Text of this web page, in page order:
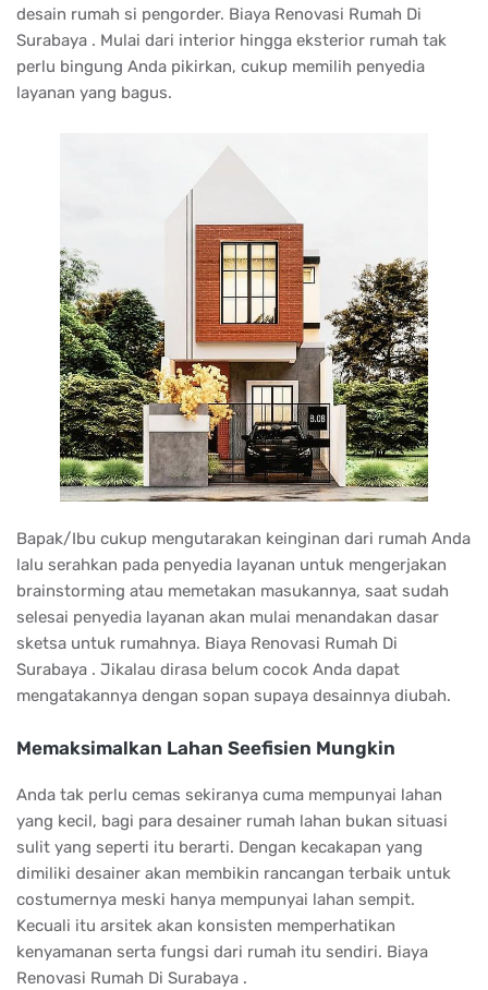
desain rumah si pengorder. Biaya Renovasi Rumah Di
Surabaya . Mulai dari interior hingga eksterior rumah tak
perlu bingung Anda pikirkan, cukup memilih penyedia
layanan yang bagus.
Bapak/Ibu cukup mengutarakan keinginan dari rumah Anda
lalu serahkan pada penyedia layanan untuk mengerjakan
brainstorming atau memetakan masukannya, saat sudah
selesai penyedia layanan akan mulai menandakan dasar
sketsa untuk rumahnya. Biaya Renovasi Rumah Di
Surabaya . Jikalau dirasa belum cocok Anda dapat
mengatakannya dengan sopan supaya desainnya diubah.
Memaksimalkan Lahan Seefisien Mungkin
Anda tak perlu cemas sekiranya cuma mempunyai lahan
yang kecil, bagi para desainer rumah lahan bukan situasi
sulit yang seperti itu berarti. Dengan kecakapan yang
dimiliki desainer akan membikin rancangan terbaik untuk
costumernya meski hanya mempunyai lahan sempit.
Kecuali itu arsitek akan konsisten memperhatikan
kenyamanan serta fungsi dari rumah itu sendiri. Biaya
Renovasi Rumah Di Surabaya .